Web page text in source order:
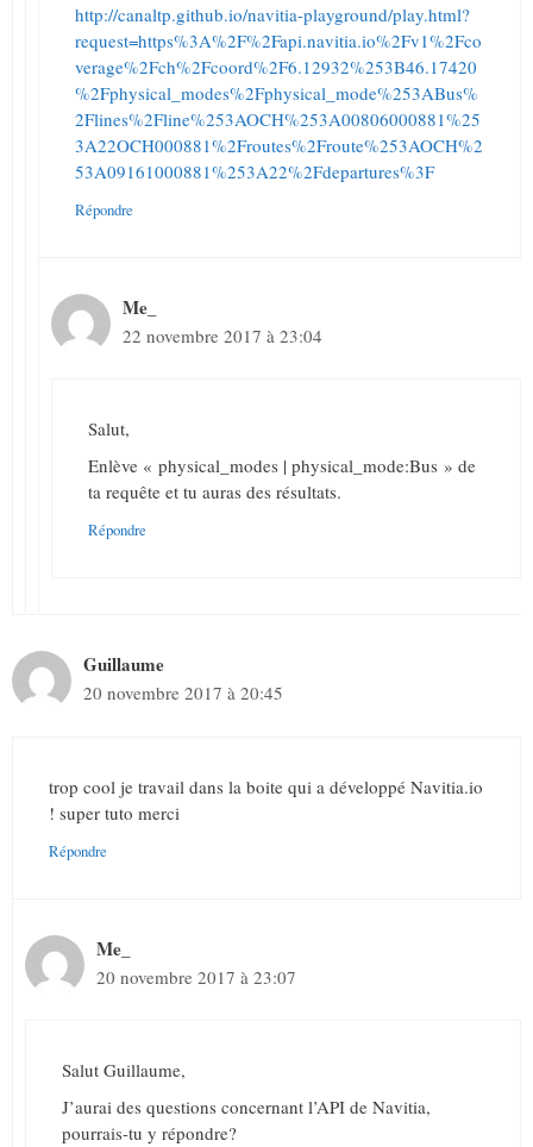
http://canaltp.github.io/navitia-playground/play.html?
request=https%3A%2F%2Fapi.navitia.io%2Fv1%2Fco
verage%2Fch%2Fcoord%2F6.12932%253B46.17420
%2Fphysical_modes%2Fphysical_mode%253ABus%
2Flines%2Fline%253AOCH%253A00806000881%25
3A22OCH000881%2Froutes%2Froute%253AOCH%2
53A09161000881%253A22%2Fdepartures%3F
Répondre
Me_
22 novembre 2017 à 23:04
Salut,
Enlève « physical_modes | physical_mode:Bus » de
ta requête et tu auras des résultats.
Répondre
Guillaume
20 novembre 2017 à 20:45
trop cool je travail dans la boite qui a développé Navitia.io
! super tuto merci
Répondre
Me_
20 novembre 2017 à 23:07
Salut Guillaume,
J’aurai des questions concernant l’API de Navitia,
pourrais-tu y répondre?